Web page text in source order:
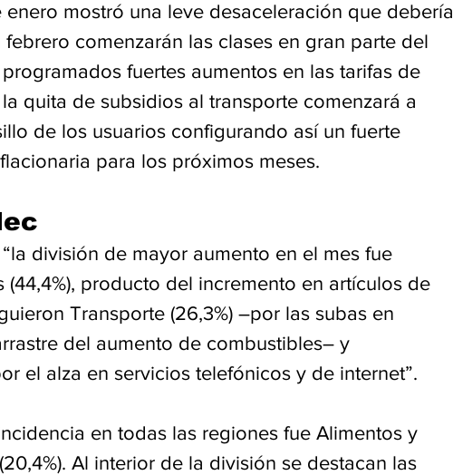
mostró una leve desaceleración que debería
comenzarán las clases en gran parte del
fuertes aumentos en las tarifas de
quita de subsidios al transporte comenzará a
de los usuarios configurando así un fuerte
para los próximos meses.
división de mayor aumento en el mes fue
(44,4%), producto del incremento en artículos de
Transporte (26,3%) –por las subas en
del aumento de combustibles– y
el alza en servicios telefónicos y de internet”.
en todas las regiones fue Alimentos y
Al interior de la división se destacan las